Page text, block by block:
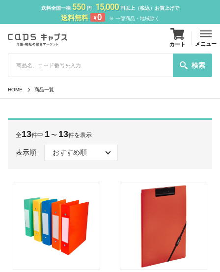
送料全国一律 550円 15,000円以上（税込）お買上げで
送料無料 ¥0 ※ 一部商品・地域除く
検索
カート メニュー
HOME 商品一覧
全13件中 1 〜 13件を表示
表示順